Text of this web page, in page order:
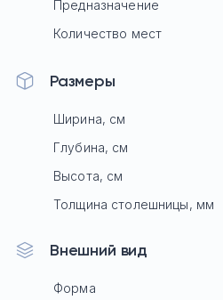
Предназначение
Количество мест
Размеры
Ширина, см
Глубина, см
Высота, см
Толщина столешницы, мм
Внешний вид
Форма